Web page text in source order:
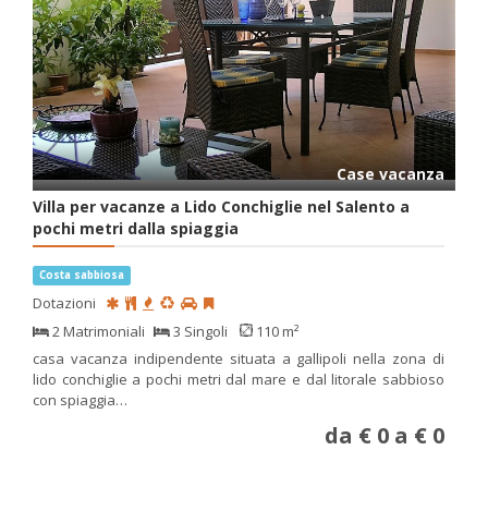
Case vacanza
Villa per vacanze a Lido Conchiglie nel Salento a
pochi metri dalla spiaggia
Costa sabbiosa
Dotazioni
2 Matrimoniali
3 Singoli
110 m²
casa vacanza indipendente situata a gallipoli nella zona di
lido conchiglie a pochi metri dal mare e dal litorale sabbioso
con spiaggia…
da € 0 a € 0